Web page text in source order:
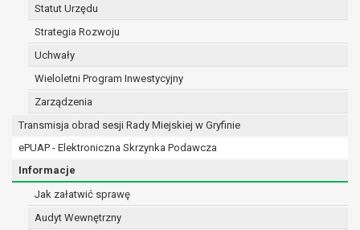
Statut Urzędu
Strategia Rozwoju
Uchwały
Wieloletni Program Inwestycyjny
Zarządzenia
Transmisja obrad sesji Rady Miejskiej w Gryfinie
ePUAP - Elektroniczna Skrzynka Podawcza
Informacje
Jak załatwić sprawę
Audyt Wewnętrzny
wcześniej udzielonej zgody w zakresie i celu
określonym w treści zgody.
W związku z przetwarzaniem danych w celu
wskazanym w pkt. 3, dane osobowe mogą być
udostępniane innym upoważnionym odbiorcom lub
kategoriom odbiorców danych osobowych.
Odbiorcami mogą być:
podmioty, które przetwarzają dane
osobowe w imieniu administratora na
osobowych;
podmioty upoważnione do odbioru danych